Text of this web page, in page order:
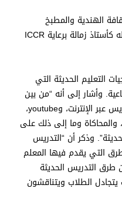
الهندية والمطبخ
واللغات والتنوع في الهند أثناء عمله كأستاذ زمالة برعاية ICCR
التعليم الحديثة التي
وأشار إلى أنه “من بين
الأدوات الجديدة، يتم استخدام التدريس عبر الإنترنت، وyoutube،
وclickers، وMoodle، وPowerpoint، والمحاكاة وما إلى ذلك على
وذكر أن “التدريس
التي يقدم فيها المعلم
طرق التدريس الحديثة
الطلاب ويتناقشون